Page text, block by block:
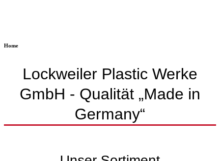
Home
Lockweiler Plastic Werke
GmbH - Qualität „Made in
Germany“